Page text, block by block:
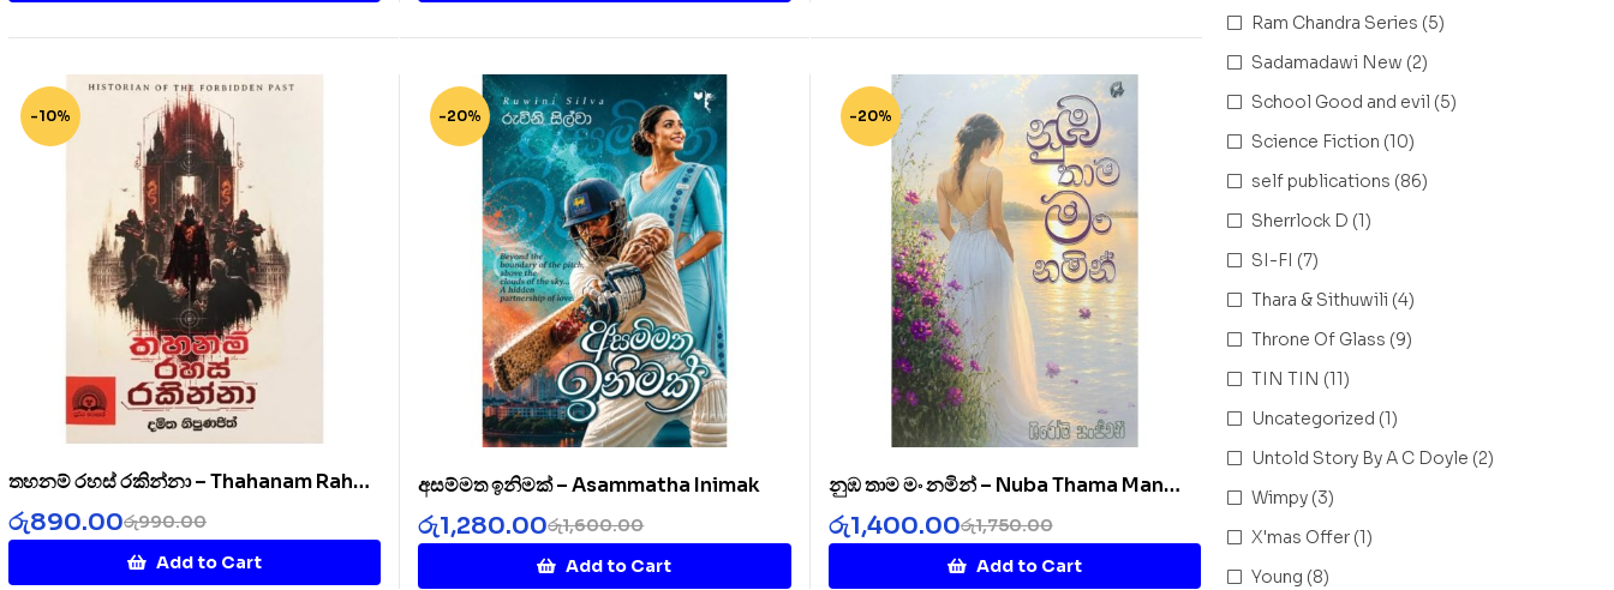
-10%
තහනම් රහස් රකින්නා – Thahanam Rahas
Rakinnaa
රු990.00
රු890.00
Add to Cart
-20%
අසම්මත ඉනිමක් – Asammatha Inimak
රු1,600.00
රු1,280.00
Add to Cart
-20%
නුඹ තාම මං නමින් – Nuba Thama Man
Namin
රු1,750.00
රු1,400.00
Add to Cart
Ram Chandra Series (5)
Sadamadawi New (2)
School Good and evil (5)
Science Fiction (10)
self publications (86)
Sherrlock D (1)
SI-FI (7)
Thara & Sithuwili (4)
Throne Of Glass (9)
TIN TIN (11)
Uncategorized (1)
Untold Story By A C Doyle (2)
Wimpy (3)
X'mas Offer (1)
Young (8)